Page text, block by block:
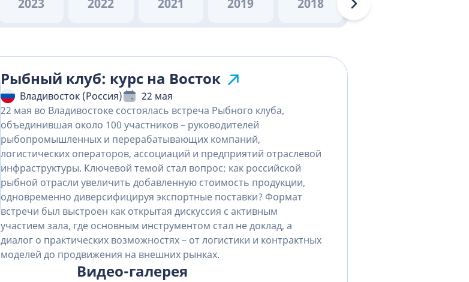
2023 2022 2021 2019 2018
Рыбный клуб: курс на Восток
Владивосток (Россия)
22 мая
22 мая во Владивостоке состоялась встреча Рыбного клуба,
объединившая около 100 участников – руководителей
рыбопромышленных и перерабатывающих компаний,
логистических операторов, ассоциаций и предприятий отраслевой
инфраструктуры. Ключевой темой стал вопрос: как российской
рыбной отрасли увеличить добавленную стоимость продукции,
одновременно диверсифицируя экспортные поставки? Формат
встречи был выстроен как открытая дискуссия с активным
участием зала, где основным инструментом стал не доклад, а
диалог о практических возможностях – от логистики и контрактных
моделей до продвижения на внешних рынках.
Видео-галерея